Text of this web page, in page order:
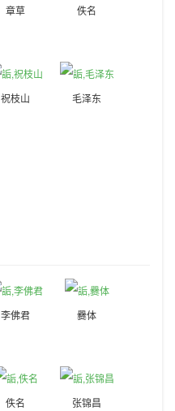
章草 佚名
祝枝山 毛泽东
李佛君 爨体
佚名 张锦昌